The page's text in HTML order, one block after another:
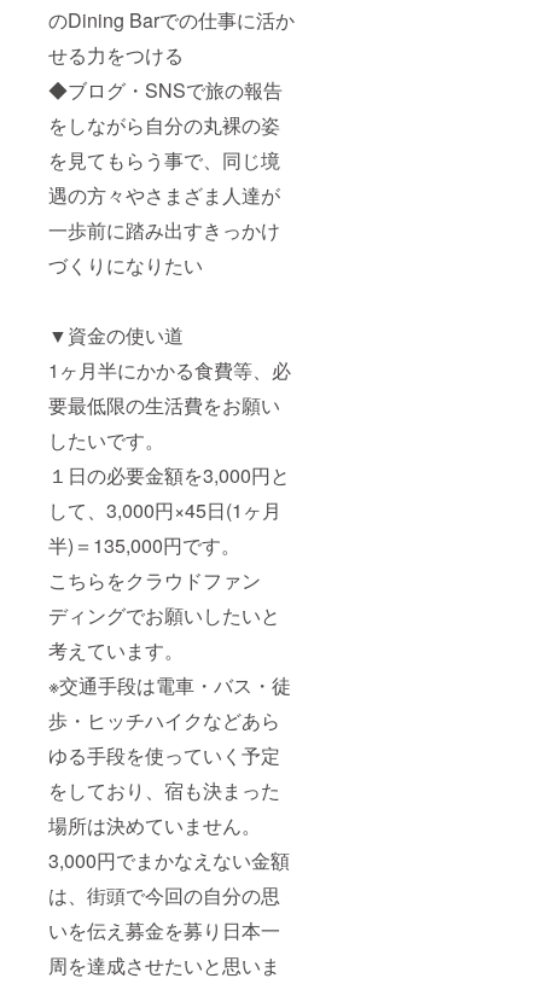
のDining Barでの仕事に活か
せる力をつける
◆ブログ・SNSで旅の報告
をしながら自分の丸裸の姿
を見てもらう事で、同じ境
遇の方々やさまざま人達が
一歩前に踏み出すきっかけ
づくりになりたい
▼資金の使い道
1ヶ月半にかかる食費等、必
要最低限の生活費をお願い
したいです。
１日の必要金額を3,000円と
して、3,000円×45日(1ヶ月
半)＝135,000円です。
こちらをクラウドファン
ディングでお願いしたいと
考えています。
※交通手段は電車・バス・徒
歩・ヒッチハイクなどあら
ゆる手段を使っていく予定
をしており、宿も決まった
場所は決めていません。
3,000円でまかなえない金額
は、街頭で今回の自分の思
いを伝え募金を募り日本一
周を達成させたいと思いま